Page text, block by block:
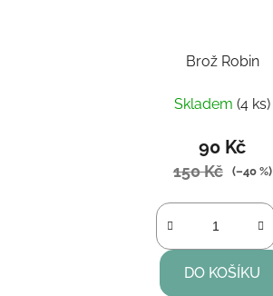
Brož Robin
Skladem(4 ks)
90 Kč
150 Kč (–40 %)
DO KOŠÍKU